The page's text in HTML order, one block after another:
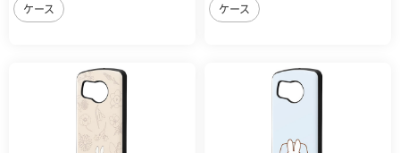
ケース ケース